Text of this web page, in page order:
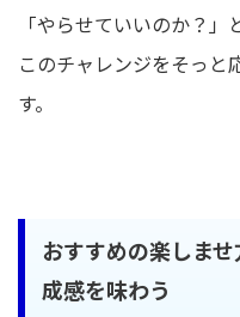
「やらせていいのか？
このチャレンジをそっと
す。
おすすめの楽しま
成感を味わう